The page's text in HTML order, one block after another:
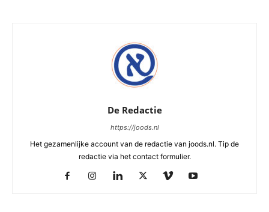
De Redactie
https://joods.nl
Het gezamenlijke account van de redactie van joods.nl. Tip de
redactie via het contact formulier.